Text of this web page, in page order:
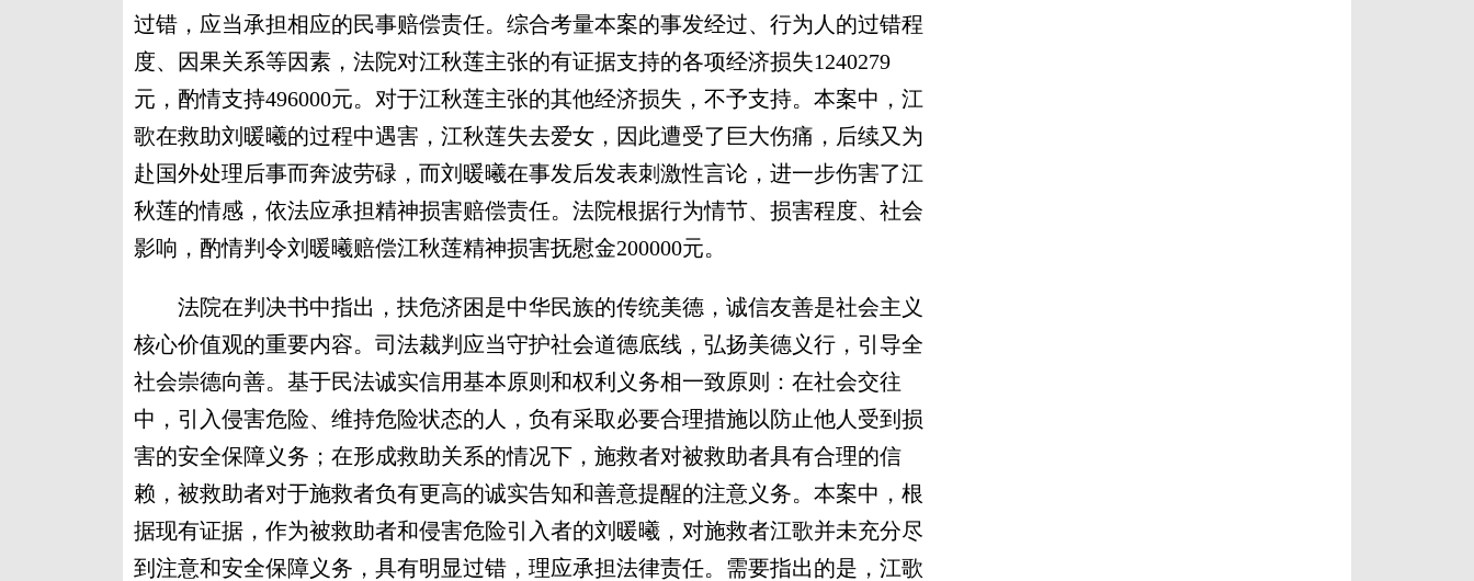
过错，应当承担相应的民事赔偿责任。综合考量本案的事发经过、行为人的过错程
度、因果关系等因素，法院对江秋莲主张的有证据支持的各项经济损失1240279
元，酌情支持496000元。对于江秋莲主张的其他经济损失，不予支持。本案中，江
歌在救助刘暖曦的过程中遇害，江秋莲失去爱女，因此遭受了巨大伤痛，后续又为
赴国外处理后事而奔波劳碌，而刘暖曦在事发后发表刺激性言论，进一步伤害了江
秋莲的情感，依法应承担精神损害赔偿责任。法院根据行为情节、损害程度、社会
影响，酌情判令刘暖曦赔偿江秋莲精神损害抚慰金200000元。
法院在判决书中指出，扶危济困是中华民族的传统美德，诚信友善是社会主义
核心价值观的重要内容。司法裁判应当守护社会道德底线，弘扬美德义行，引导全
社会崇德向善。基于民法诚实信用基本原则和权利义务相一致原则：在社会交往
中，引入侵害危险、维持危险状态的人，负有采取必要合理措施以防止他人受到损
害的安全保障义务；在形成救助关系的情况下，施救者对被救助者具有合理的信
赖，被救助者对于施救者负有更高的诚实告知和善意提醒的注意义务。本案中，根
据现有证据，作为被救助者和侵害危险引入者的刘暖曦，对施救者江歌并未充分尽
到注意和安全保障义务，具有明显过错，理应承担法律责任。需要指出的是，江歌